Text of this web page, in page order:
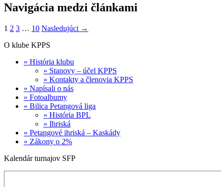
Navigácia medzi článkami
1 2 3 … 10 Nasledujúci →
O klube KPPS
» História klubu
» Stanovy – účel KPPS
» Kontakty a členovia KPPS
» Napísali o nás
» Fotoalbumy
» Bilica Petangová liga
» História BPL
» Ihriská
» Petangové ihriská – Kaskády
» Zákony o 2%
Kalendár turnajov SFP